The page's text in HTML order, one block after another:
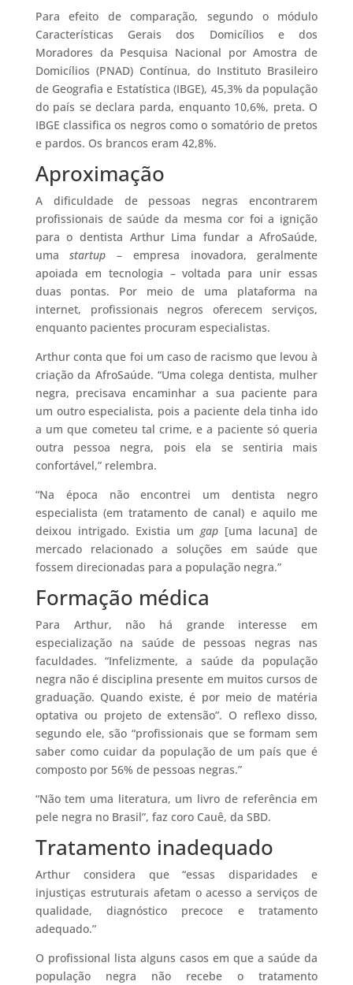
Para efeito de comparação, segundo o módulo
Características Gerais dos Domicílios e dos
Moradores da Pesquisa Nacional por Amostra de
Domicílios (PNAD) Contínua, do Instituto Brasileiro
de Geografia e Estatística (IBGE), 45,3% da população
do país se declara parda, enquanto 10,6%, preta. O
IBGE classifica os negros como o somatório de pretos
e pardos. Os brancos eram 42,8%.
Aproximação
A dificuldade de pessoas negras encontrarem
profissionais de saúde da mesma cor foi a ignição
para o dentista Arthur Lima fundar a AfroSaúde,
umastartup – empresa inovadora, geralmente
apoiada em tecnologia – voltada para unir essas
duas pontas. Por meio de uma plataforma na
internet, profissionais negros oferecem serviços,
enquanto pacientes procuram especialistas.
Arthur conta que foi um caso de racismo que levou à
criação da AfroSaúde. “Uma colega dentista, mulher
negra, precisava encaminhar a sua paciente para
um outro especialista, pois a paciente dela tinha ido
a um que cometeu tal crime, e a paciente só queria
outra pessoa negra, pois ela se sentiria mais
confortável,” relembra.
“Na época não encontrei um dentista negro
especialista (em tratamento de canal) e aquilo me
deixou intrigado. Existia umgap [uma lacuna] de
mercado relacionado a soluções em saúde que
fossem direcionadas para a população negra.”
Formação médica
Para Arthur, não há grande interesse em
especialização na saúde de pessoas negras nas
faculdades. “Infelizmente, a saúde da população
negra não é disciplina presente em muitos cursos de
graduação. Quando existe, é por meio de matéria
optativa ou projeto de extensão”. O reflexo disso,
segundo ele, são “profissionais que se formam sem
saber como cuidar da população de um país que é
composto por 56% de pessoas negras.”
“Não tem uma literatura, um livro de referência em
pele negra no Brasil”, faz coro Cauê, da SBD.
Tratamento inadequado
Arthur considera que “essas disparidades e
injustiças estruturais afetam o acesso a serviços de
qualidade, diagnóstico precoce e tratamento
adequado.”
O profissional lista alguns casos em que a saúde da
população negra não recebe o tratamento